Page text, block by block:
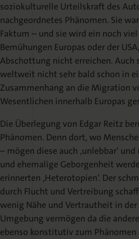
soziokulturelle Urteilskraft des
nachgeordnetes Phänomen. Sie
Faktum – und sie wird ein noch
Bemühungen Europas oder der
Abschottung nicht erreichen.
weltweit nicht sehr bald schon in
Zusammenhang an die Migration
Wesentlichen innerhalb Europas
Die Überlegung von Edgar Reitz
Phänomen. Denn dort, wo
– mögen diese auch ‚unlebbar‘
und ehemalige Geborgenheit
erinnerten ‚Heterotopien‘. Der
durch Flucht und Vertreibung
wenig Nähe und Vertrautheit in
Umgebung vermögen da die
ebenso konstitutiv zum